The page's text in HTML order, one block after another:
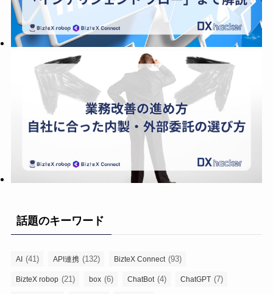
話題のキーワード
AI (41) API連携 (132) BizteX Connect(93)
BizteX robop (21) box (6) ChatBot(4) ChatGPT (7)